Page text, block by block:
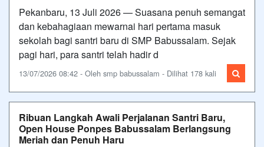
Pekanbaru, 13 Juli 2026 — Suasana penuh semangat
dan kebahagiaan mewarnai hari pertama masuk
sekolah bagi santri baru di SMP Babussalam. Sejak
pagi hari, para santri telah hadir d
13/07/2026 08:42 - Oleh smp babussalam - Dilihat 178 kali
Ribuan Langkah Awali Perjalanan Santri Baru,
Open House Ponpes Babussalam Berlangsung
Meriah dan Penuh Haru